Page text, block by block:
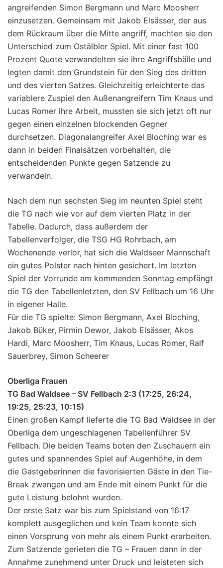
angreifenden Simon Bergmann und Marc Moosherr
einzusetzen. Gemeinsam mit Jakob Elsässer, der aus
dem Rückraum über die Mitte angriff, machten sie den
Unterschied zum Ostälbler Spiel. Mit einer fast 100
Prozent Quote verwandelten sie ihre Angriffsbälle und
legten damit den Grundstein für den Sieg des dritten
und des vierten Satzes. Gleichzeitig erleichterte das
variablere Zuspiel den Außenangreifern Tim Knaus und
Lucas Romer ihre Arbeit, mussten sie sich jetzt oft nur
gegen einen einzelnen blockenden Gegner
durchsetzen. Diagonalangreifer Axel Bloching war es
dann in beiden Finalsätzen vorbehalten, die
entscheidenden Punkte gegen Satzende zu
verwandeln.
Nach dem nun sechsten Sieg im neunten Spiel steht
die TG nach wie vor auf dem vierten Platz in der
Tabelle. Dadurch, dass außerdem der
Tabellenverfolger, die TSG HG Rohrbach, am
Wochenende verlor, hat sich die Waldseer Mannschaft
ein gutes Polster nach hinten gesichert. Im letzten
Spiel der Vorrunde am kommenden Sonntag empfängt
die TG den Tabellenletzten, den SV Fellbach um 16 Uhr
in eigener Halle.
Für die TG spielte: Simon Bergmann, Axel Bloching,
Jakob Büker, Pirmin Dewor, Jakob Elsässer, Akos
Hardi, Marc Moosherr, Tim Knaus, Lucas Romer, Ralf
Sauerbrey, Simon Scheerer
Oberliga Frauen
TG Bad Waldsee – SV Fellbach 2:3 (17:25, 26:24,
19:25, 25:23, 10:15)
Einen großen Kampf lieferte die TG Bad Waldsee in der
Oberliga dem ungeschlagenen Tabellenführer SV
Fellbach. Die beiden Teams boten den Zuschauern ein
gutes und spannendes Spiel auf Augenhöhe, in dem
die Gastgeberinnen die favorisierten Gäste in den Tie-
Break zwangen und am Ende mit einem Punkt für die
gute Leistung belohnt wurden.
Der erste Satz war bis zum Spielstand von 16:17
komplett ausgeglichen und kein Team konnte sich
einen Vorsprung von mehr als einem Punkt erarbeiten.
Zum Satzende gerieten die TG – Frauen dann in der
Annahme zunehmend unter Druck und leisteten sich